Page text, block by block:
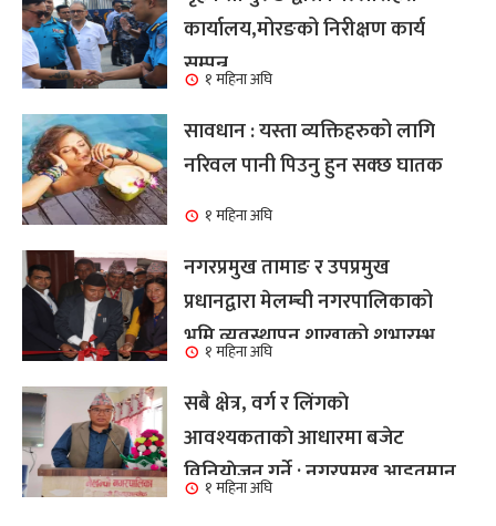
कार्यालय,मोरङको निरीक्षण कार्य
सम्पन्न१ महिना अघि
सावधान : यस्ता व्यक्तिहरुको लागि
नरिवल पानी पिउनु हुन सक्छ घातक
१ महिना अघि
नगरप्रमुख तामाङ र उपप्रमुख
प्रधानद्वारा मेलम्ची नगरपालिकाको
भूमि व्यवस्थापन शाखाको शुभारम्भ
कार्य सम्पन्न
१ महिना अघि
सबै क्षेत्र, वर्ग र लिंगकाे
आवश्यकताकाे आधारमा बजेट
विनियाेजन गर्ने : नगरप्रमुख आइतमान
तामाङ
१ महिना अघि